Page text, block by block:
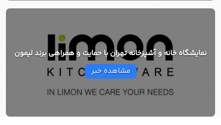
نمایشگاه خانه و آشپزخانه تهران با حمایت و همراهی برند لیمون
مشاهده خبر